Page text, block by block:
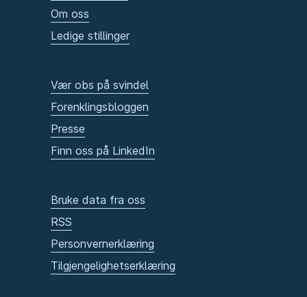
Om oss
Ledige stillinger
Vær obs på svindel
Forenklingsbloggen
Presse
Finn oss på LinkedIn
Bruke data fra oss
RSS
Personvernerklæring
Tilgjengelighetserklæring